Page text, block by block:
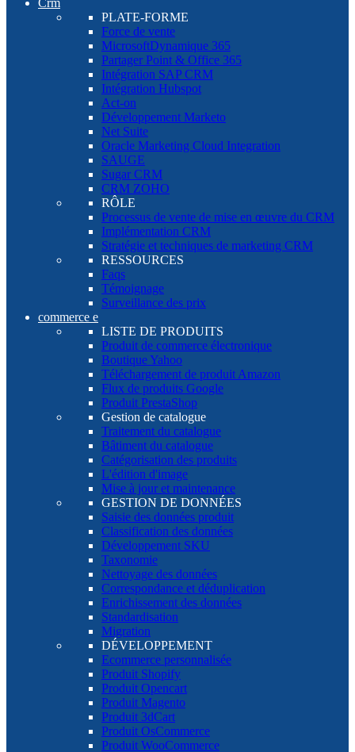
Crm
PLATE-FORME
Force de vente
MicrosoftDynamique 365
Partager Point & Office 365
Intégration SAP CRM
Intégration Hubspot
Act-on
Développement Marketo
Net Suite
Oracle Marketing Cloud Integration
SAUGE
Sugar CRM
CRM ZOHO
RÔLE
Processus de vente de mise en œuvre du CRM
Implémentation CRM
Stratégie et techniques de marketing CRM
RESSOURCES
Faqs
Témoignage
Surveillance des prix
commerce e
LISTE DE PRODUITS
Produit de commerce électronique
Boutique Yahoo
Téléchargement de produit Amazon
Flux de produits Google
Produit PrestaShop
Gestion de catalogue
Traitement du catalogue
Bâtiment du catalogue
Catégorisation des produits
L'édition d'image
Mise à jour et maintenance
GESTION DE DONNÉES
Saisie des données produit
Classification des données
Développement SKU
Taxonomie
Nettoyage des données
Correspondance et déduplication
Enrichissement des données
Standardisation
Migration
DÉVELOPPEMENT
Ecommerce personnalisée
Produit Shopify
Produit Opencart
Produit Magento
Produit 3dCart
Produit OsCommerce
Produit WooCommerce